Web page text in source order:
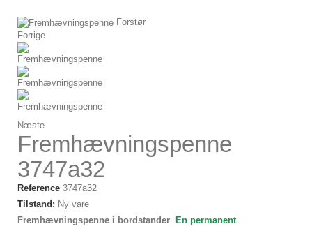
Forstør
Forrige
Næste
Fremhævningspenne
3747a32
Reference 3747a32
Tilstand: Ny vare
Fremhævningspenne i bordstander En permanent